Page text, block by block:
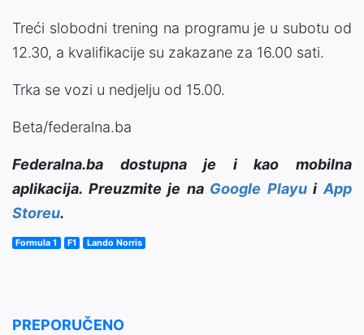
Treći slobodni trening na programu je u subotu od
12.30, a kvalifikacije su zakazane za 16.00 sati.
Trka se vozi u nedjelju od 15.00.
Beta/federalna.ba
Federalna.ba dostupna je i kao mobilna
aplikacija. Preuzmite je na Google PlayuiApp
Storeu.
Formula 1 F1 Lando Norris
PREPORUČENO